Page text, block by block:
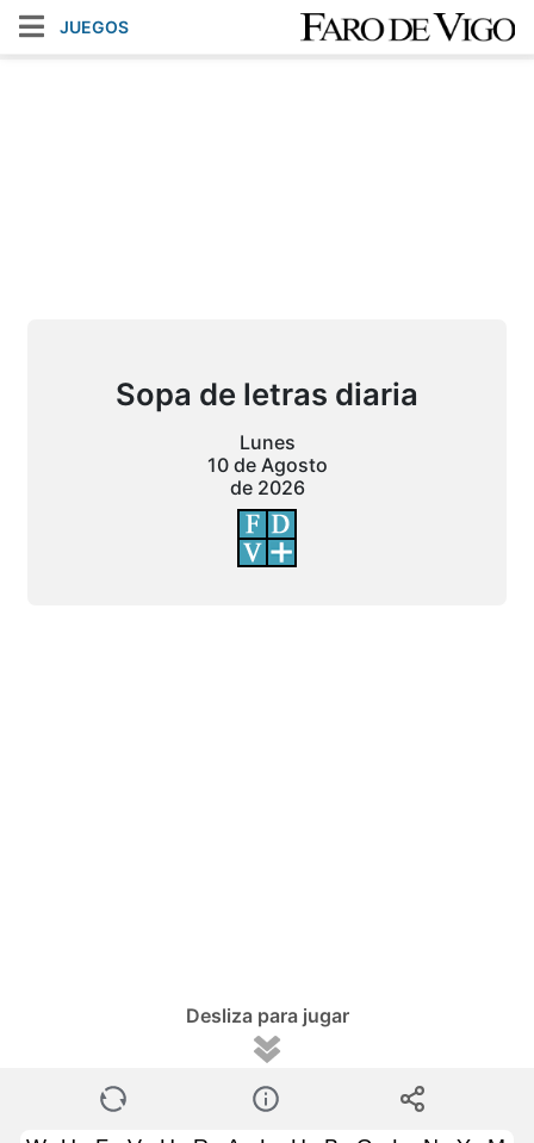
JUEGOS
Sopa de letras diaria
Lunes
10 de Agosto
de 2026
Desliza para jugar